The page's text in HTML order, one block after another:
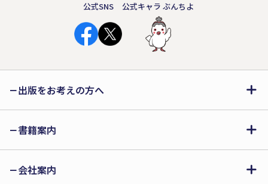
公式SNS 公式キャラ ぶんちよ
出版をお考えの方へ
書籍案内
会社案内